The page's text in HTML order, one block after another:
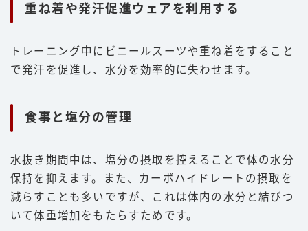
重ね着や発汗促進ウェアを利用する
トレーニング中にビニールスーツや重ね着をすること
で発汗を促進し、水分を効率的に失わせます。
食事と塩分の管理
水抜き期間中は、塩分の摂取を控えることで体の水分
保持を抑えます。また、カーボハイドレートの摂取を
減らすことも多いですが、これは体内の水分と結びつ
いて体重増加をもたらすためです。